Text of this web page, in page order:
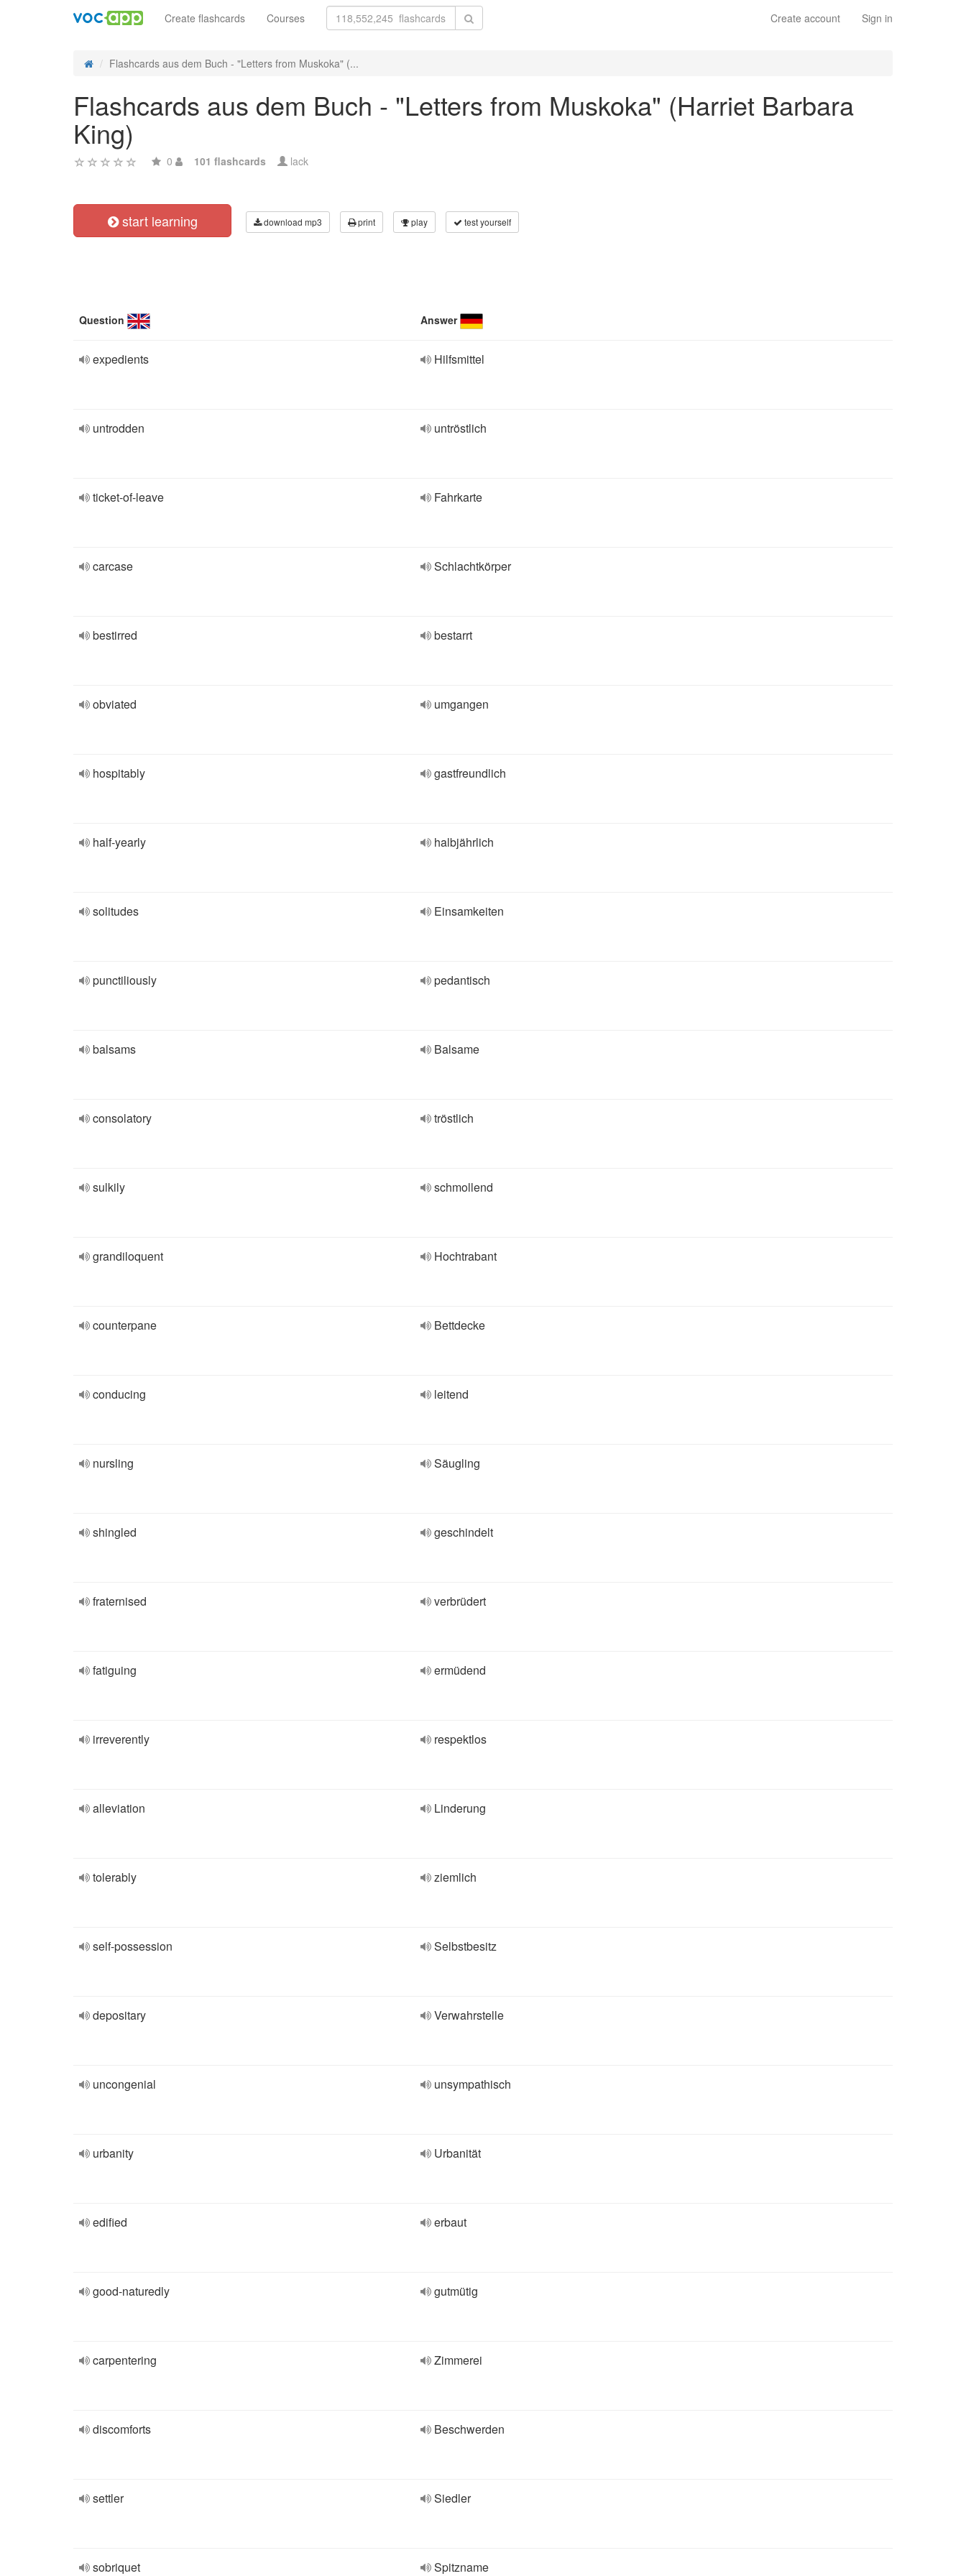
Create account Sign in
Create flashcards Courses
Flashcards aus dem Buch - "Letters from Muskoka" (...
Flashcards aus dem Buch - "Letters from Muskoka" (Harriet Barbara
King)
0 101 flashcards lack
start learning download mp3 print play test yourself
Question Answer
expedients Hilfsmittel
untrodden untröstlich
ticket-of-leave Fahrkarte
carcase Schlachtkörper
bestirred bestarrt
obviated umgangen
hospitably gastfreundlich
half-yearly halbjährlich
solitudes Einsamkeiten
punctiliously pedantisch
balsams Balsame
consolatory tröstlich
sulkily schmollend
grandiloquent Hochtrabant
counterpane Bettdecke
conducing leitend
nursling Säugling
shingled geschindelt
fraternised verbrüdert
fatiguing ermüdend
irreverently respektlos
alleviation Linderung
tolerably ziemlich
self-possession Selbstbesitz
depositary Verwahrstelle
uncongenial unsympathisch
urbanity Urbanität
edified erbaut
good-naturedly gutmütig
carpentering Zimmerei
discomforts Beschwerden
settler Siedler
sobriquet Spitzname